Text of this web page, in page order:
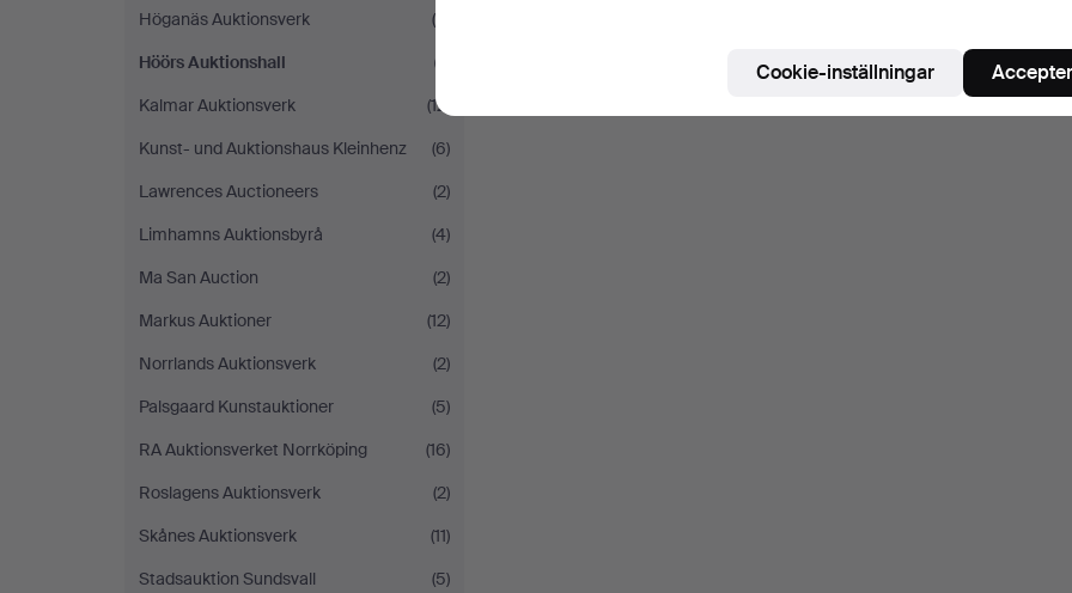
Höganäs Auktionsverk
(5)
Höörs Auktionshall
(1)
Kalmar Auktionsverk
(12)
Kunst- und Auktionshaus Kleinhenz
(6)
Lawrences Auctioneers
(2)
Limhamns Auktionsbyrå
(4)
Ma San Auction
(2)
Markus Auktioner
(12)
Norrlands Auktionsverk
(2)
Palsgaard Kunstauktioner
(5)
RA Auktionsverket Norrköping
(16)
Roslagens Auktionsverk
(2)
Skånes Auktionsverk
(11)
Stadsauktion Sundsvall
(5)
Cookie-inställningar